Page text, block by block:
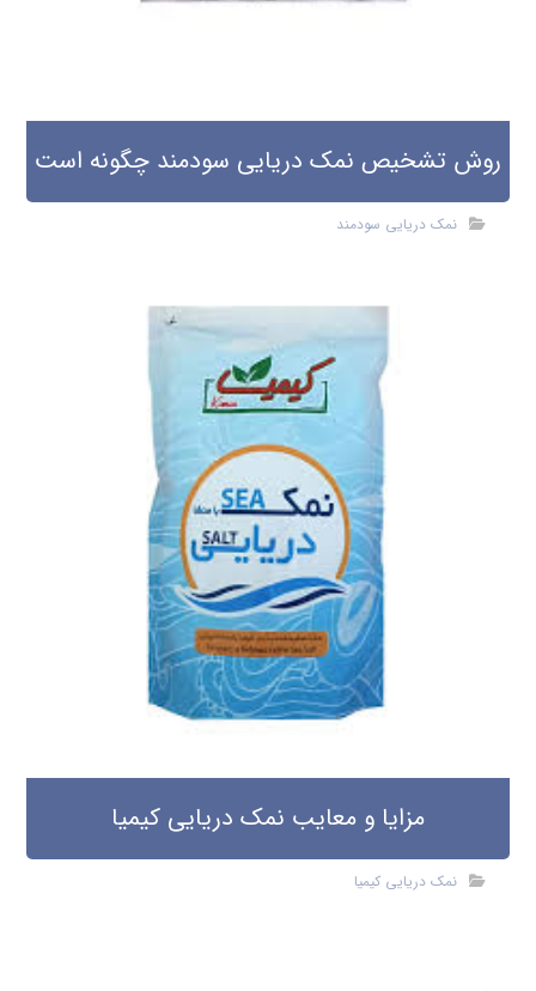
روش تشخیص نمک دریایی سودمند چگونه است
نمک دریایی سودمند
مزایا و معایب نمک دریایی کیمیا
نمک دریایی کیمیا